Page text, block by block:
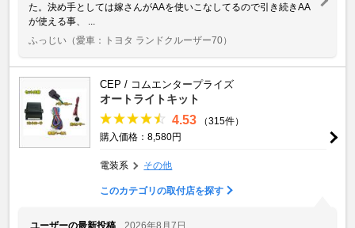
た。決め手としては嫁さんがAAを使いこなしてるので引き続きAA
が使える事、 ...
ふっじい （愛車：トヨタ ランドクルーザー70）
CEP / コムエンタープライズ
オートライトキット
4.53
（315件）
購入価格：8,580円
電装系 その他
このカテゴリの取付店を探す
ユーザーの最新投稿
2026年8月7日